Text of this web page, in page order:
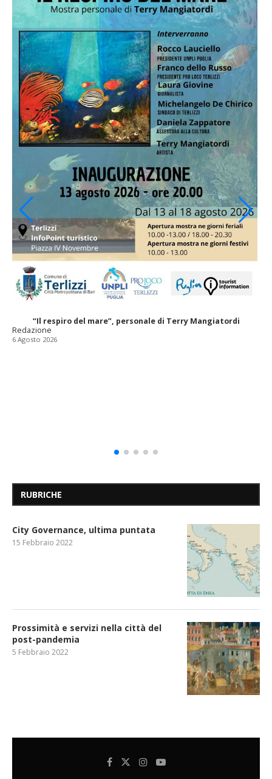
“Il respiro del mare”, personale di Terry Mangiatordi
Redazione
6 Agosto 2026
RUBRICHE
City Governance, ultima puntata
15 Febbraio 2022
Prossimità e servizi nella città del
post-pandemia
5 Febbraio 2022